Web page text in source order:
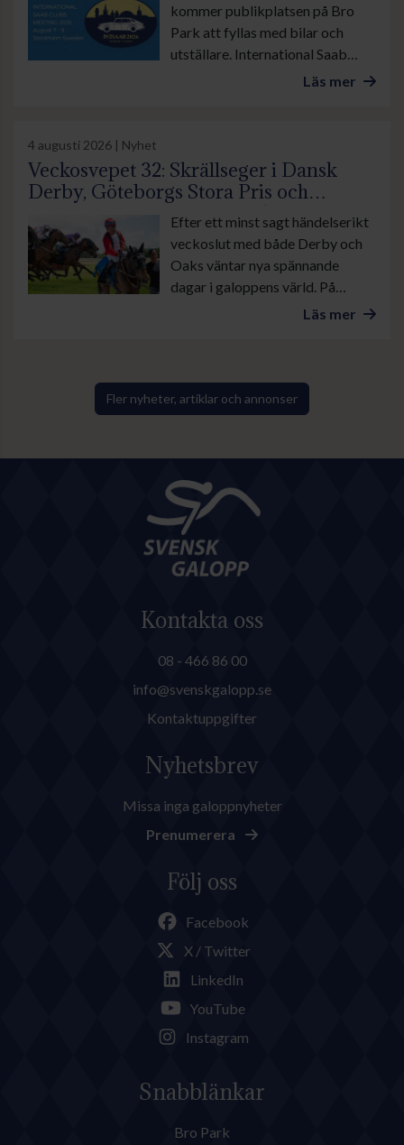
kommer publikplatsen på Bro
Park att fyllas med bilar och
utställare. International Saab
Läs mer
4 augusti 2026 | Nyhet
Veckosvepet 32: Skrällseger i Dansk
Derby, Göteborgs Stora Pris och
suverän insats av Lamborghini BF
Efter ett minst sagt händelserikt
veckoslut med både Derby och
Oaks väntar nya spännande
dagar i galoppens värld. På
onsdag är det lunchgalopp på
Ålborg. Sedan avslutas veckan
med årets stora familjedag på
annat Göteborgs Stora Pris.
Läs mer
Fler nyheter, artiklar och annonser
Kontakta oss
08 - 466 86 00
info@svenskgalopp.se
Kontaktuppgifter
Nyhetsbrev
Missa inga galoppnyheter
Prenumerera
Följ oss
Facebook
X / Twitter
LinkedIn
YouTube
Instagram
Snabblänkar
Bro Park